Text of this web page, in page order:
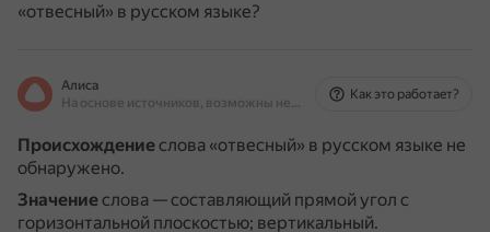
«отвесный» в русском языке?
Алиса
На основе источников, возможны неточности
Как это работает?
Происхождениеслова «отвесный» в русском языке не
обнаружено.
Значениеслова — составляющий прямой угол с
горизонтальной плоскостью; вертикальный.